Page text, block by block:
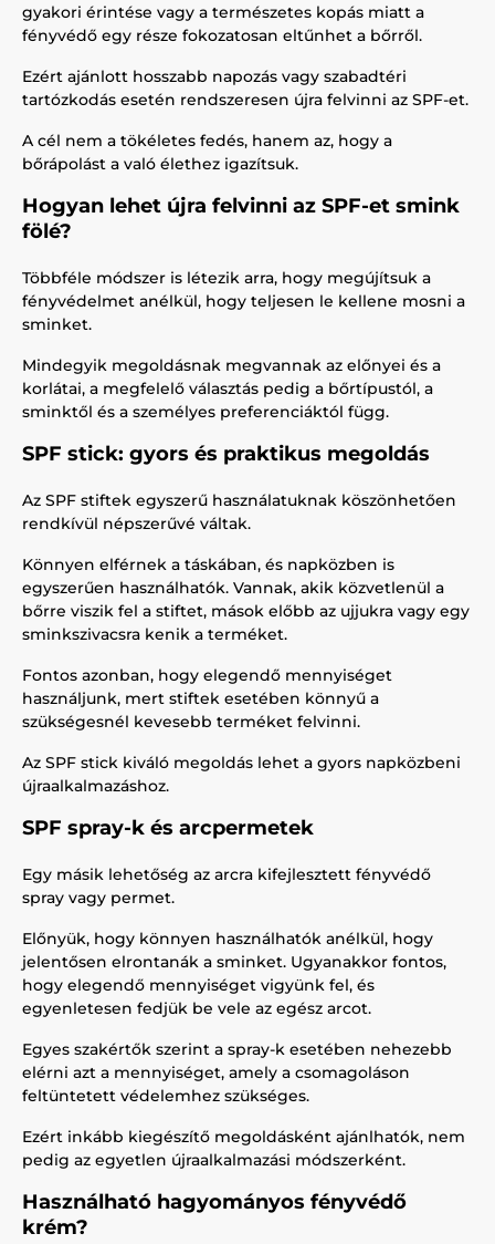
gyakori érintése vagy a természetes kopás miatt a
fényvédő egy része fokozatosan eltűnhet a bőrről.
Ezért ajánlott hosszabb napozás vagy szabadtéri
tartózkodás esetén rendszeresen újra felvinni az SPF-et.
A cél nem a tökéletes fedés, hanem az, hogy a
bőrápolást a való élethez igazítsuk.
Hogyan lehet újra felvinni az SPF-et smink
fölé?
Többféle módszer is létezik arra, hogy megújítsuk a
fényvédelmet anélkül, hogy teljesen le kellene mosni a
sminket.
Mindegyik megoldásnak megvannak az előnyei és a
korlátai, a megfelelő választás pedig a bőrtípustól, a
sminktől és a személyes preferenciáktól függ.
SPF stick: gyors és praktikus megoldás
Az SPF stiftek egyszerű használatuknak köszönhetően
rendkívül népszerűvé váltak.
Könnyen elférnek a táskában, és napközben is
egyszerűen használhatók. Vannak, akik közvetlenül a
bőrre viszik fel a stiftet, mások előbb az ujjukra vagy egy
sminkszivacsra kenik a terméket.
Fontos azonban, hogy elegendő mennyiséget
használjunk, mert stiftek esetében könnyű a
szükségesnél kevesebb terméket felvinni.
Az SPF stick kiváló megoldás lehet a gyors napközbeni
újraalkalmazáshoz.
SPF spray-k és arcpermetek
Egy másik lehetőség az arcra kifejlesztett fényvédő
spray vagy permet.
Előnyük, hogy könnyen használhatók anélkül, hogy
jelentősen elrontanák a sminket. Ugyanakkor fontos,
hogy elegendő mennyiséget vigyünk fel, és
egyenletesen fedjük be vele az egész arcot.
Egyes szakértők szerint a spray-k esetében nehezebb
elérni azt a mennyiséget, amely a csomagoláson
feltüntetett védelemhez szükséges.
Ezért inkább kiegészítő megoldásként ajánlhatók, nem
pedig az egyetlen újraalkalmazási módszerként.
Használható hagyományos fényvédő
krém?